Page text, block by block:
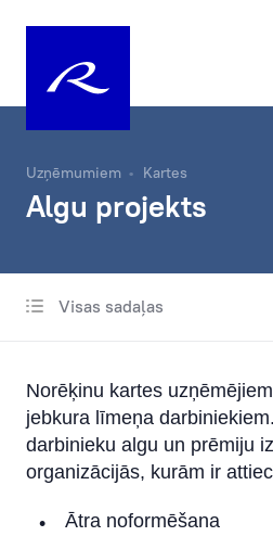
Uzņēmumiem Kartes
Algu projekts
Visas sadaļas
Maksājumu kartes
Google Pay
Ērtība un drošība
Algu projekts
Norēķinu kartes
jebkura līmeņa
darbinieku algu un prēmiju
organizācijās, kurām ir
Ātra noformēšana